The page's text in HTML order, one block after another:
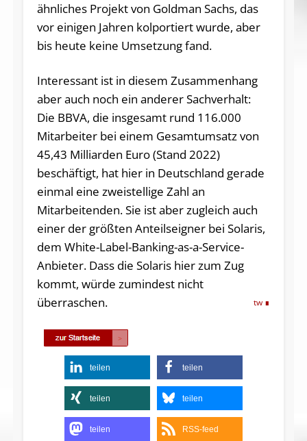
ähnliches Projekt von Goldman Sachs, das
vor einigen Jahren kolportiert wurde, aber
bis heute keine Umsetzung fand.
Interessant ist in diesem Zusammenhang
aber auch noch ein anderer Sachverhalt:
Die BBVA, die insgesamt rund 116.000
Mitarbeiter bei einem Gesamtumsatz von
45,43 Milliarden Euro (Stand 2022)
beschäftigt, hat hier in Deutschland gerade
einmal eine zweistellige Zahl an
Mitarbeitenden. Sie ist aber zugleich auch
einer der größten Anteilseigner bei Solaris,
dem White-Label-Banking-as-a-Service-
Anbieter. Dass die Solaris hier zum Zug
kommt, würde zumindest nicht
überraschen.
tw
teilen teilen
teilen teilen
teilen RSS-feed